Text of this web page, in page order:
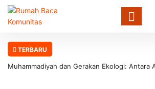
TERBARU
Muhammadiyah dan Gerakan Ekologi: Antara